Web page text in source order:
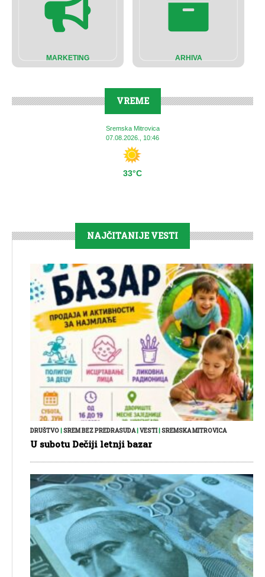
MARKETING ARHIVA
VREME
Sremska Mitrovica
07.08.2026., 10:46
33°C
NAJČITANIJE VESTI
DRUŠTVO|SREM BEZ PREDRASUDA|VESTI|SREMSKA MITROVICA
U subotu Dečiji letnji bazar